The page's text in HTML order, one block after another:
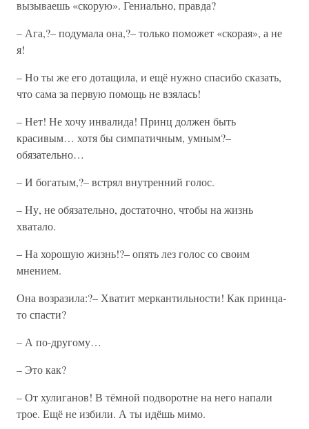
вызываешь «скорую». Гениально, правда?
– Ага,?– подумала она,?– только поможет «скорая», а не
я!
– Но ты же его дотащила, и ещё нужно спасибо сказать,
что сама за первую помощь не взялась!
– Нет! Не хочу инвалида! Принц должен быть
красивым… хотя бы симпатичным, умным?–
обязательно…
– И богатым,?– встрял внутренний голос.
– Ну, не обязательно, достаточно, чтобы на жизнь
хватало.
– На хорошую жизнь!?– опять лез голос со своим
мнением.
Она возразила:?– Хватит меркантильности! Как принца-
то спасти?
– А по-другому…
– Это как?
– От хулиганов! В тёмной подворотне на него напали
трое. Ещё не избили. А ты идёшь мимо.